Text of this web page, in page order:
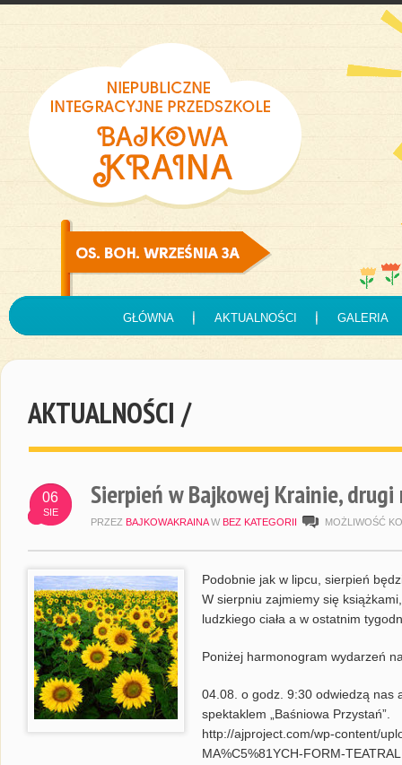
GŁÓWNA AKTUALNOŚCI GALERIA
AKTUALNOŚCI /
06
SIE
Sierpień w Bajkowej Krainie,
PRZEZ BAJKOWAKRAINA W BEZ KATEGORII MOŻLIWOŚĆ
Podobnie jak w lipcu, sierpień
W sierpniu zajmiemy się
ludzkiego ciała a w ostatnim
Poniżej harmonogram wydarzeń
04.08. o godz. 9:30 odwiedzą nas
spektaklem „Baśniowa Przystań”.
http://ajproject.com/wp-content/
MA%C5%81YCH-FORM-